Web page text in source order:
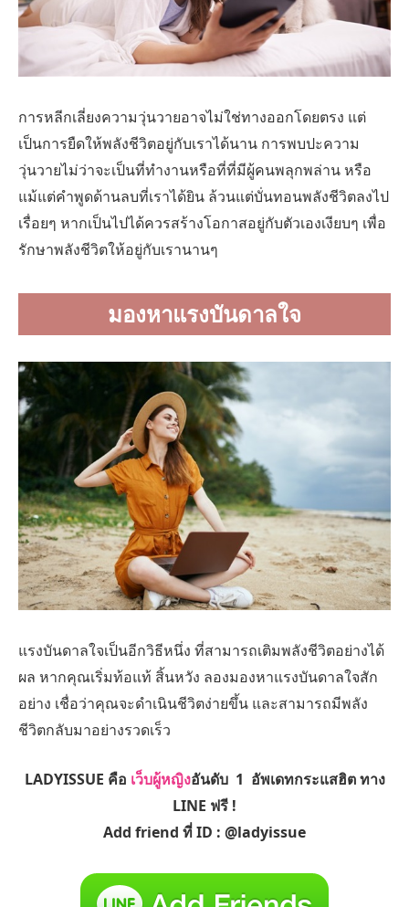
การหลีกเลี่ยงความวุ่นวายอาจไม่ใช่ทางออกโดยตรง แต่
เป็นการยืดให้พลังชีวิตอยู่กับเราได้นาน การพบปะความ
วุ่นวายไม่ว่าจะเป็นที่ทำงานหรือที่ที่มีผู้คนพลุกพล่าน หรือ
แม้แต่คำพูดด้านลบที่เราได้ยิน ล้วนแต่บั่นทอนพลังชีวิตลงไป
เรื่อยๆ หากเป็นไปได้ควรสร้างโอกาสอยู่กับตัวเองเงียบๆ เพื่อ
รักษาพลังชีวิตให้อยู่กับเรานานๆ
มองหาแรงบันดาลใจ
แรงบันดาลใจเป็นอีกวิธีหนึ่ง ที่สามารถเติมพลังชีวิตอย่างได้
ผล หากคุณเริ่มท้อแท้ สิ้นหวัง ลองมองหาแรงบันดาลใจสัก
อย่าง เชื่อว่าคุณจะดำเนินชีวิตง่ายขึ้น และสามารถมีพลัง
ชีวิตกลับมาอย่างรวดเร็ว
LADYISSUE คือ เว็บผู้หญิงอันดับ 1 อัพเดทกระแสฮิต ทาง
LINE ฟรี !
Add friend ที่ ID : @ladyissue